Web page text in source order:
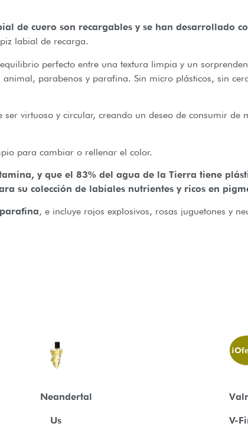
de cuero son recargables y se han desarrollado
labial de recarga.
perfecto entre una textura limpia y un
parabenos y parafina. Sin micro plásticos, sin
virtuoso y circular, creando un deseo de consumir de
para cambiar o rellenar el color.
y que el 83% del agua de la Tierra tiene
su colección de labiales nutrientes y ricos en
, e incluye rojos explosivos, rosas juguetones y
Neandertal
Us V-